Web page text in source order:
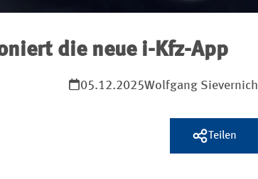
die neue i-Kfz-App
05.12.2025Wolfgang Sievernich
Teilen